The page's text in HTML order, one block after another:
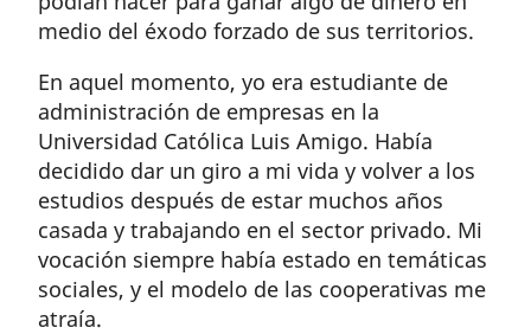
medio del éxodo forzado de sus territorios.
En aquel momento, yo era estudiante de
administración de empresas en la
Universidad Católica Luis Amigo. Había
decidido dar un giro a mi vida y volver a los
estudios después de estar muchos años
casada y trabajando en el sector privado. Mi
vocación siempre había estado en temáticas
sociales, y el modelo de las cooperativas me
atraía.